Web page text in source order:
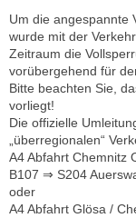
Um die angespannte
wurde mit der
Zeitraum die
vorübergehend für
Bitte beachten Sie,
vorliegt!
Die offizielle
„überregionalen“
A4 Abfahrt Chemnitz
B107 ⇒ S204
oder
A4 Abfahrt Glösa /